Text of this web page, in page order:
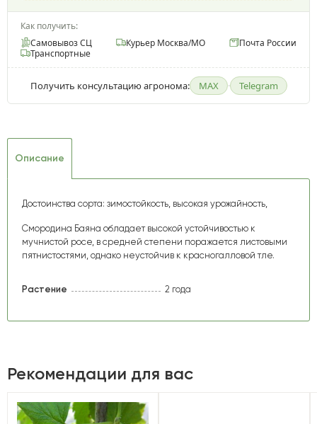
Как получить:
Самовывоз СЦ
Курьер Москва/МО
Почта России
Транспортные
Получить консультацию агронома: MAX · Telegram
Описание
Достоинства сорта: зимостойкость, высокая урожайность,
Смородина Баяна обладает высокой устойчивостью к
мучнистой росе, в средней степени поражается листовыми
пятнистостями, однако неустойчив к красногалловой тле.
Растение 2 года
Рекомендации для вас